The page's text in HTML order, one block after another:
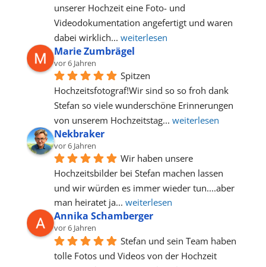
unserer Hochzeit eine Foto- und
Videodokumentation angefertigt und waren
dabei wirklich... weiterlesen
Marie Zumbrägel
vor 6 Jahren
Spitzen
Hochzeitsfotograf!Wir sind so so froh dank
Stefan so viele wunderschöne Erinnerungen
von unserem Hochzeitstag... weiterlesen
Nekbraker
vor 6 Jahren
Wir haben unsere
Hochzeitsbilder bei Stefan machen lassen
und wir würden es immer wieder tun....aber
man heiratet ja... weiterlesen
Annika Schamberger
vor 6 Jahren
Stefan und sein Team haben
tolle Fotos und Videos von der Hochzeit